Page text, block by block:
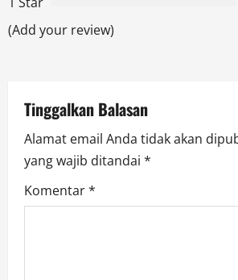
a
i
o
n
(Add your review)
Tinggalkan Balasan
Alamat email Anda tidak akan
yang wajib ditandai *
Komentar*